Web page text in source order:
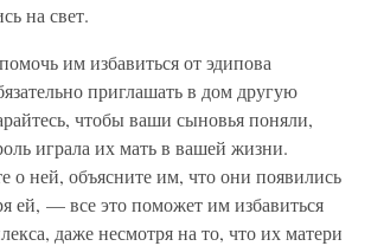
на свет.
им избавиться от эдипова
приглашать в дом другую
чтобы ваши сыновья поняли,
играла их мать в вашей жизни.
о ней, объясните им, что они появились
ей, — все это поможет им избавиться
даже несмотря на то, что их матери